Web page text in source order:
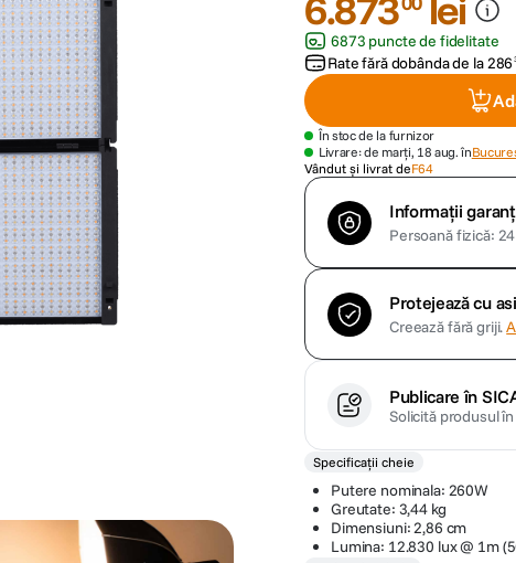
6873 puncte de fidelitate
Rate fără dobânda de la286
În stoc de la furnizor
Livrare: de marți, 18 aug. în
Vândut și livrat deF64
Informații
Persoană fizică:
Protejează cu
Creează fără griji.
Publicare în
Solicită produsul
Specificații cheie
Putere nominala: 260W
Greutate: 3,44 kg
Dimensiuni: 2,86 cm
Lumina: 12.830 lux @ 1m